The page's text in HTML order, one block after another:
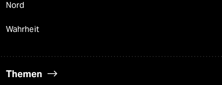
Nord
Wahrheit
Themen